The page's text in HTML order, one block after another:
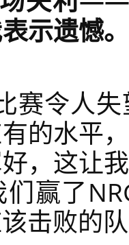
示遗憾
赛令人
的水平
，这让
赢了
击败的